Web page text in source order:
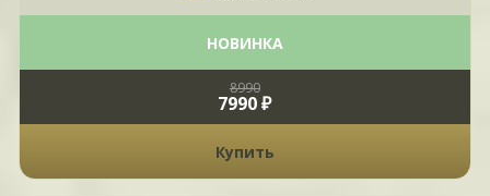
НОВИНКА
8990
7990 ₽
Купить